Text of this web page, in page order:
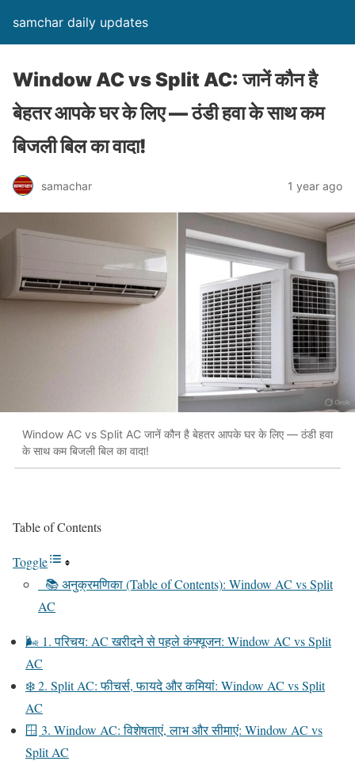
samchar daily updates
Window AC vs Split AC: जानें कौन है
बेहतर आपके घर के लिए — ठंडी हवा के साथ कम
बिजली बिल का वादा!
samachar 1 year ago
Window AC vs Split AC जानें कौन है बेहतर आपके घर के लिए — ठंडी हवा
के साथ कम बिजली बिल का वादा!
Table of Contents
Toggle
📚 अनुक्रमणिका (Table of Contents): Window AC vs Split
AC
🌬️ 1. परिचय: AC खरीदने से पहले कंफ्यूजन: Window AC vs Split
AC
❄️ 2. Split AC: फीचर्स, फायदे और कमियां: Window AC vs Split
AC
🪟 3. Window AC: विशेषताएं, लाभ और सीमाएं: Window AC vs
Split AC